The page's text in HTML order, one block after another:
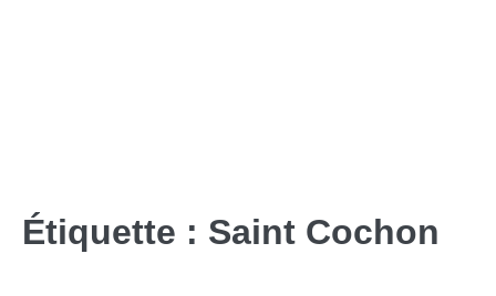
Étiquette : Saint Cochon